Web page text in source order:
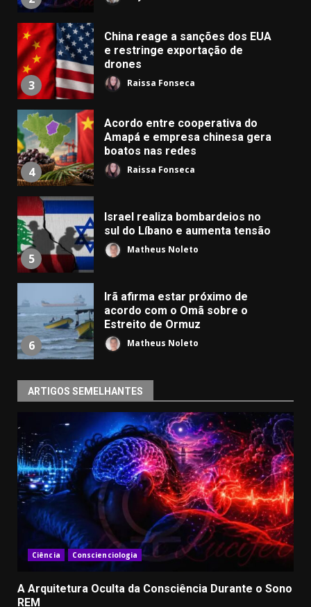
3
China reage a sanções dos EUA
e restringe exportação de
drones
Raissa Fonseca
4
Acordo entre cooperativa do
Amapá e empresa chinesa gera
boatos nas redes
Raissa Fonseca
5
Israel realiza bombardeios no
sul do Líbano e aumenta tensão
Matheus Noleto
6
Irã afirma estar próximo de
acordo com o Omã sobre o
Estreito de Ormuz
Matheus Noleto
ARTIGOS SEMELHANTES
Ciência Conscienciologia
A Arquitetura Oculta da Consciência Durante o Sono
REM